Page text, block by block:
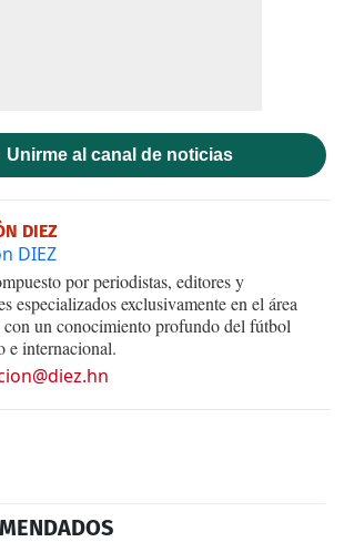
Unirme al canal de noticias
DIEZ
DIEZ
por periodistas, editores y
especializados exclusivamente en el área
un conocimiento profundo del fútbol
e internacional.